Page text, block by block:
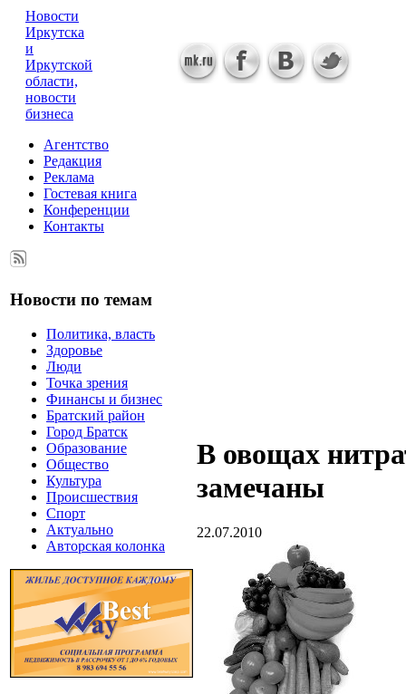
Новости
Иркутска
и
Иркутской
области,
новости
бизнеса
Агентство
Редакция
Реклама
Гостевая книга
Конференции
Контакты
Новости по темам
Политика, власть
Здоровье
Люди
Точка зрения
Финансы и бизнес
Братский район
Город Братск
Образование
Общество
Культура
Происшествия
Спорт
Актуально
Авторская колонка
В овощах
замечаны
22.07.2010